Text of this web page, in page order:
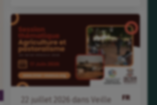
FR
juillet dans
Veille